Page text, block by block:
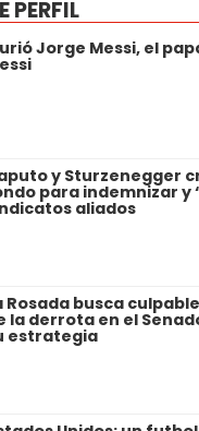
PERFIL
Jorge Messi, el
y Sturzenegger
para indemnizar y
aliados
Rosada busca
la derrota en el
estrategia